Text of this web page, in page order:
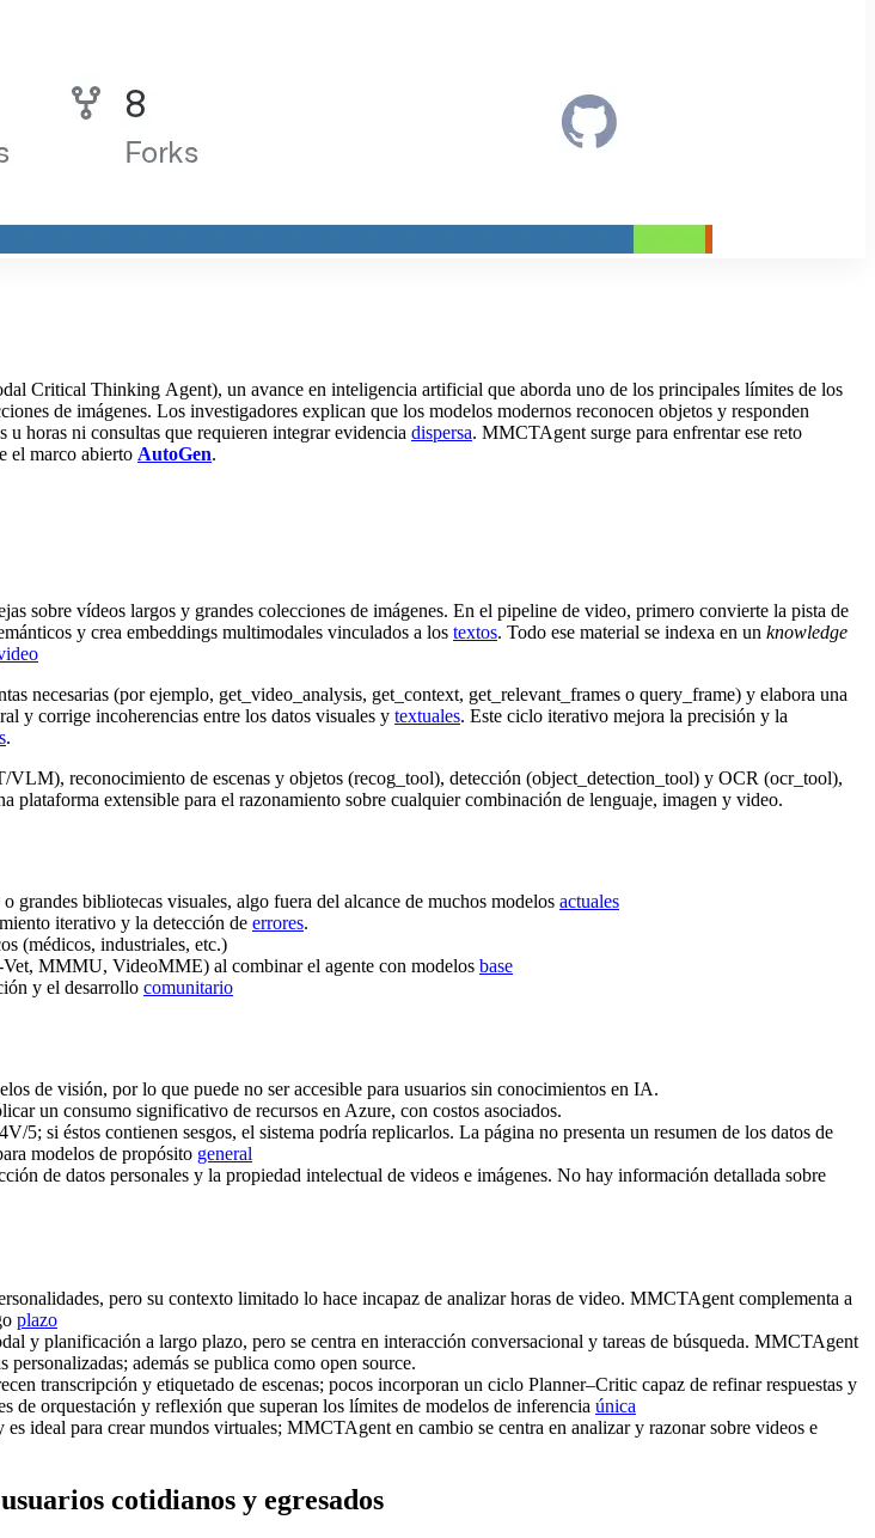
Critical Thinking Agent), un avance en inteligencia artificial que aborda uno de los principales límites de los
de imágenes. Los investigadores explican que los modelos modernos reconocen objetos y responden
u horas ni consultas que requieren integrar evidencia dispersa. MMCTAgent surge para enfrentar ese reto
el marco abierto AutoGen.
sobre vídeos largos y grandes colecciones de imágenes. En el pipeline de video, primero convierte la pista de
y crea embeddings multimodales vinculados a los textos. Todo ese material se indexa en un knowledge
necesarias (por ejemplo, get_ video analysis, get_ context, get_ relevant_ frames o query frame) y elabora una
y corrige incoherencias entre los datos visuales y textuales. Este ciclo iterativo mejora la precisión y la
.
reconocimiento de escenas y objetos (recog tool), detección (object_ detection tool) y OCR (ocr_ tool),
plataforma extensible para el razonamiento sobre cualquier combinación de lenguaje, imagen y video.
grandes bibliotecas visuales, algo fuera del alcance de muchos modelos actuales
iterativo y la detección de errores.
(médicos, industriales, etc.)
MMMU, VideoMME) al combinar el agente con modelos base
y el desarrollo comunitario
de visión, por lo que puede no ser accesible para usuarios sin conocimientos en IA.
un consumo significativo de recursos en Azure, con costos asociados.
5; si éstos contienen sesgos, el sistema podría replicarlos. La página no presenta un resumen de los datos de
modelos de propósito general
de datos personales y la propiedad intelectual de videos e imágenes. No hay información detallada sobre
pero su contexto limitado lo hace incapaz de analizar horas de video. MMCTAgent complementa a
plazo
y planificación a largo plazo, pero se centra en interacción conversacional y tareas de búsqueda. MMCTAgent
además se publica como open source.
transcripción y etiquetado de escenas; pocos incorporan un ciclo Planner–Critic capaz de refinar respuestas y
de orquestación y reflexión que superan los límites de modelos de inferencia única
ideal para crear mundos virtuales; MMCTAgent en cambio se centra en analizar y razonar sobre videos e
cotidianos y egresados